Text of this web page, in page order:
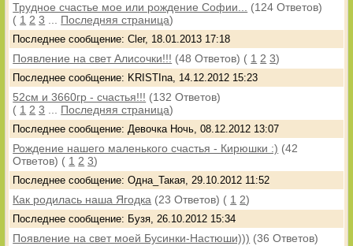
Трудное счастье мое или рождение Софии...
(124 Ответов)
( 1 2 3 Последняя страница)
Последнее сообщение: Cler, 18.01.2013 17:18
Появление на свет Алисочки!!! (48 Ответов) ( 1 2 3)
Последнее сообщение: KRISTIna, 14.12.2012 15:23
52см и 3660гр - счастья!!! (132 Ответов)
( 1 2 3 Последняя страница)
Последнее сообщение: Девочка Ночь, 08.12.2012 13:07
Рождение нашего маленького счастья - Кирюшки :) (42
Ответов) ( 1 2 3)
Последнее сообщение: Одна_Такая, 29.10.2012 11:52
Как родилась наша Ягодка (23 Ответов) ( 1 2)
Последнее сообщение: Бузя, 26.10.2012 15:34
Появление на свет моей Бусинки-Настюши))) (36 Ответов)